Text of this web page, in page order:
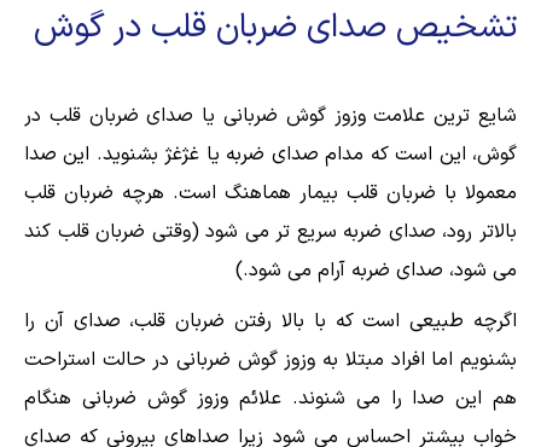
تشخیص صدای ضربان قلب در گوش
شایع ترین علامت وزوز گوش ضربانی یا صدای ضربان قلب در
گوش، این است که مدام صدای ضربه یا غژغژ بشنوید. این صدا
معمولا با ضربان قلب بیمار هماهنگ است. هرچه ضربان قلب
بالاتر رود، صدای ضربه سریع تر می شود (وقتی ضربان قلب کند
می شود، صدای ضربه آرام می شود.)
اگرچه طبیعی است که با بالا رفتن ضربان قلب، صدای آن را
بشنویم اما افراد مبتلا به وزوز گوش ضربانی در حالت استراحت
هم این صدا را می شنوند. علائم وزوز گوش ضربانی هنگام
خواب بیشتر احساس می شود زیرا صداهای بیرونی که صدای